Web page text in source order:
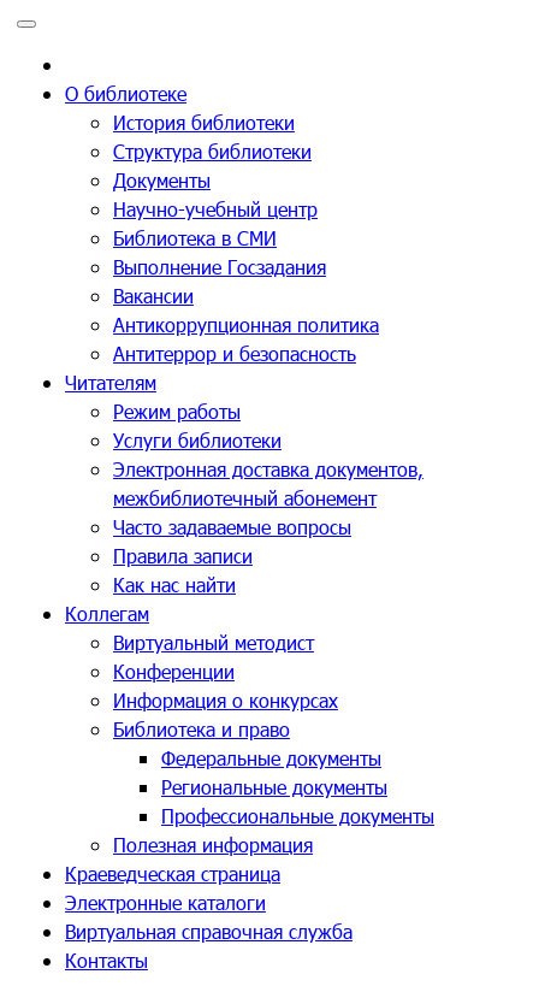
содержимому
О библиотеке
История библиотеки
Структура библиотеки
Документы
Научно-учебный центр
Библиотека в СМИ
Выполнение Госзадания
Вакансии
Антикоррупционная политика
Антитеррор и безопасность
Читателям
Режим работы
Услуги библиотеки
Электронная доставка документов,
межбиблиотечный абонемент
Часто задаваемые вопросы
Правила записи
Как нас найти
Коллегам
Виртуальный методист
Конференции
Информация о конкурсах
Библиотека и право
Федеральные документы
Региональные документы
Профессиональные документы
Полезная информация
Краеведческая страница
Электронные каталоги
Виртуальная справочная служба
Контакты